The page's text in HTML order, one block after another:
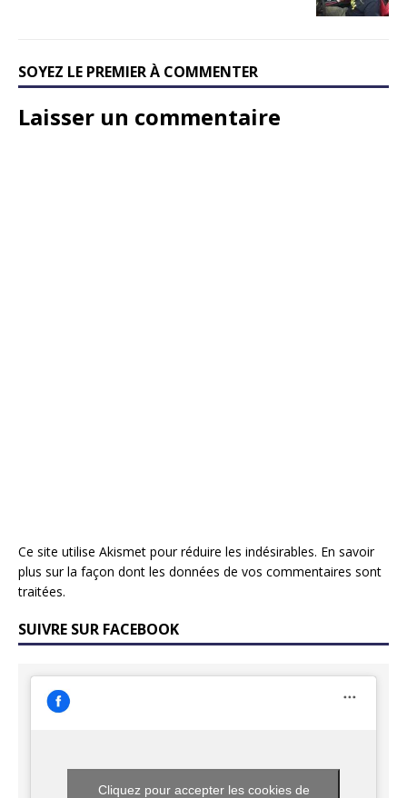
SOYEZ LE PREMIER À COMMENTER
Laisser un commentaire
Ce site utilise Akismet pour réduire les indésirables. En savoir
plus sur la façon dont les données de vos commentaires sont
traitées.
SUIVRE SUR FACEBOOK
Cliquez pour accepter les cookies de